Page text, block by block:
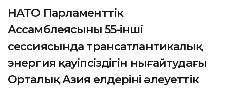
НАТО Парламенттік
Ассамблеясының 55-інші
сессиясында трансатлантикалық
энергия қауіпсіздігін нығайтудағы
Орталық Азия елдерінің әлеуеттік